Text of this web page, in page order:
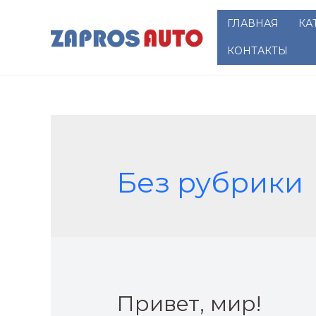
содержимому
ГЛАВНАЯ
КОНТАКТЫ
Без рубрики
Привет, мир!